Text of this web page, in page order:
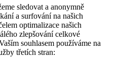
sledovat a anonymně
a surfování na našich
optimalizace našich
zlepšování celkové
souhlasem používáme na
třetích stran: